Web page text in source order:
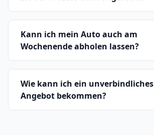
Kann ich mein Auto auch am
Wochenende abholen lassen?
Wie kann ich ein unverbindliches
Angebot bekommen?